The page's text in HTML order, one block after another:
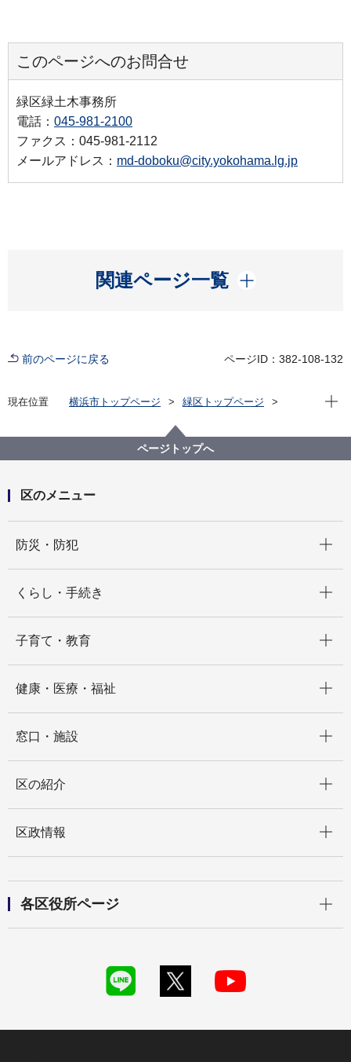
このページへのお問合せ
緑区緑土木事務所
電話： 045-981-2100
ファクス：045-981-2112
メールアドレス： md-doboku@city.yokohama.lg.jp
関連ページ一覧
開く
前のページに戻る ページID：382-108-132
現在位置 横浜市トップページ
緑区トップページ
緑土木事務所
緑区の身近な公園(地域別・50音順)
三保公園
現在
ページトップへ
区のメニュー
防災・防犯
くらし・手続き
子育て・教育
健康・医療・福祉
窓口・施設
区の紹介
区政情報
各区役所ページ